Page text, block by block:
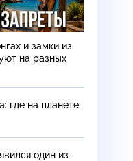
и замки из
на разных
где на планете
один из